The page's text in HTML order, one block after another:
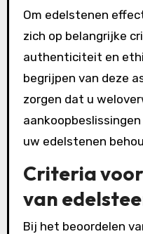
Om edelstenen
zich op belangrijke
authenticiteit en
begrijpen van deze
zorgen dat u
uw edelstenen
Criteria
van
Bij het beoordelen